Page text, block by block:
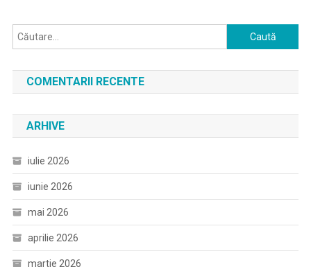
Caută
după:
COMENTARII RECENTE
ARHIVE
iulie 2026
iunie 2026
mai 2026
aprilie 2026
martie 2026